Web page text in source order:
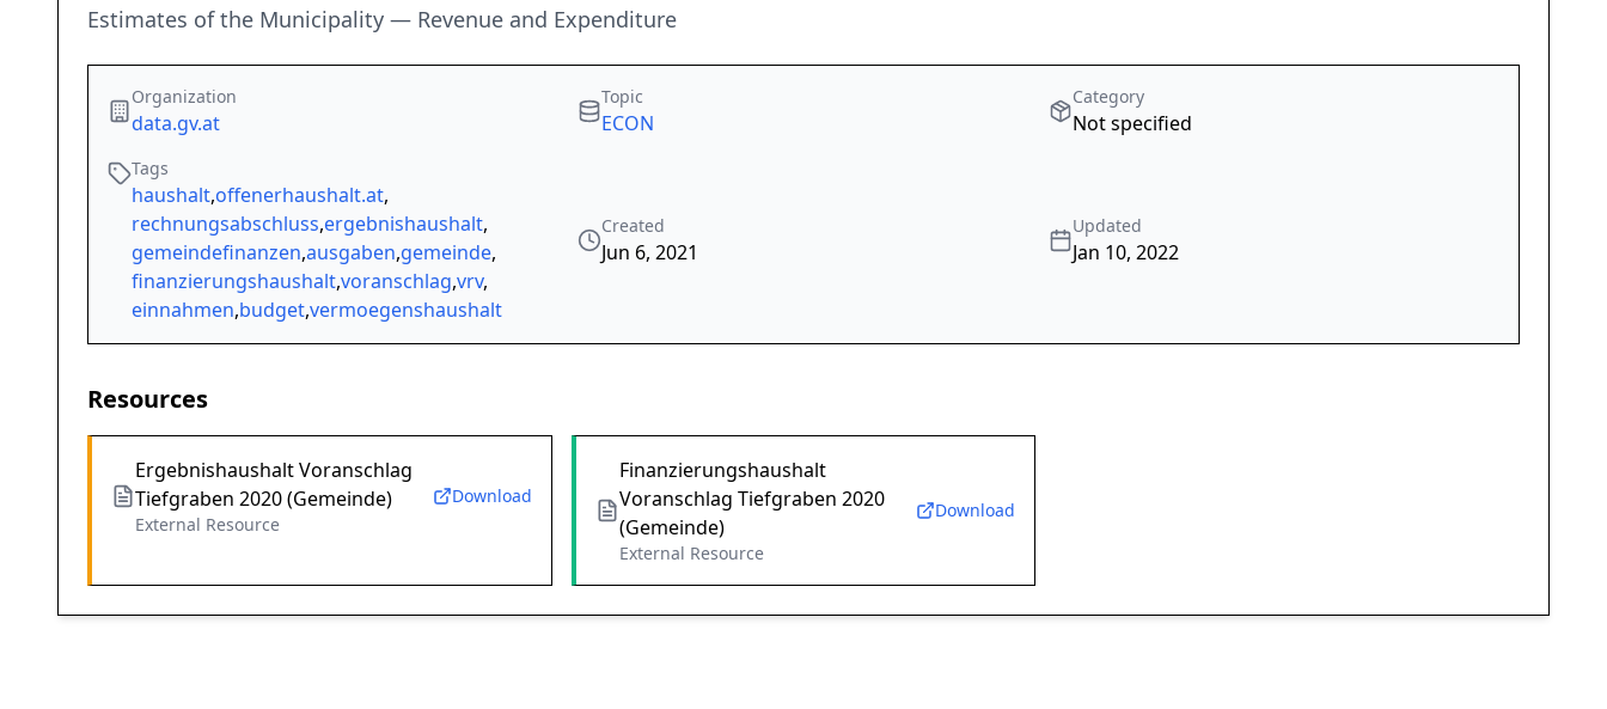
Estimates of the Municipality — Revenue and Expenditure
Organization
data.gv.at
Topic
ECON
Category
Not specified
Tags
haushalt,offenerhaushalt.at,
rechnungsabschluss,ergebnishaushalt,
gemeindefinanzen,ausgaben,gemeinde,
finanzierungshaushalt,voranschlag,vrv,
einnahmen,budget,vermoegenshaushalt
Created
Jun 6, 2021
Updated
Jan 10, 2022
Resources
Ergebnishaushalt Voranschlag
Tiefgraben 2020 (Gemeinde)
External Resource
Download
Finanzierungshaushalt
Voranschlag Tiefgraben 2020
(Gemeinde)
External Resource
Download